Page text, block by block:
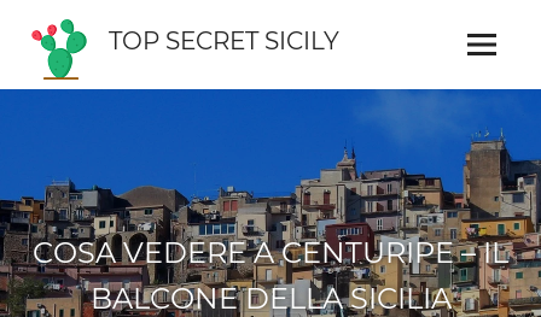
content
TOP SECRET SICILY
Guida
Menu
COSA VEDERE A CENTURIPE – IL
BALCONE DELLA SICILIA